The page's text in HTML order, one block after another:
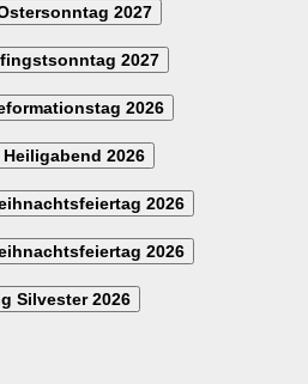
2027
2027
2026
2026
2026
2026
Silvester 2026